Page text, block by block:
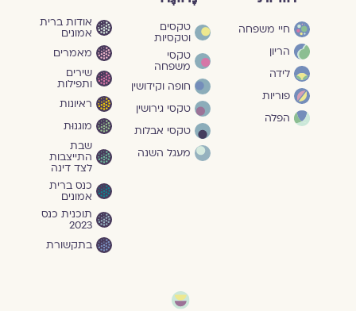
חיי משפחה
הריון
לידה
פוריות
הפלה
טקסים
וטקסיות
טקסי
משפחה
חופה וקידושין
טקסי גירושין
טקסי אבלות
מעגל השנה
אודות ברית
אמונים
מאמרים
שירים
ותפילות
ראיונות
מוגנוּת
שבת
התייצבות
לצד דינה
כנס ברית
אמונים
תוכנית כנס
2023
בתקשורת